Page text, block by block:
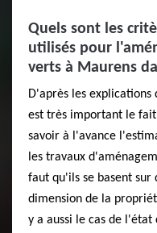
Quels sont les
utilisés pour
verts à Maurens
D'après les explications
est très important le
savoir à l'avance
les travaux
faut qu'ils se basent
dimension de la
y a aussi le cas de